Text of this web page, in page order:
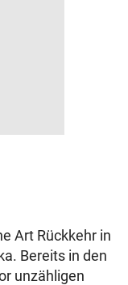
Art Rückkehr in
Bereits in den
unzähligen